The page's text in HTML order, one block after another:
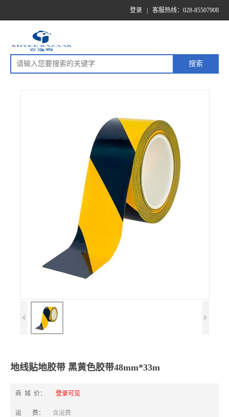
登录 客服热线：028-85507908
地线贴地胶带 黑黄色胶带48mm*33m
商 城 价： 登录可见
运 费： 含运费